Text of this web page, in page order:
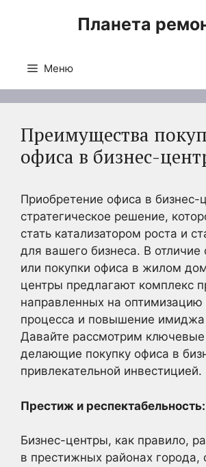
Планета
Меню
Преимущества
офиса в бизнес-
Приобретение офиса в бизнес-
стратегическое решение,
стать катализатором роста и
для вашего бизнеса. В отличие
или покупки офиса в жилом
центры предлагают комплекс
направленных на оптимизацию
процесса и повышение
Давайте рассмотрим
делающие покупку офиса в
привлекательной инвестицией.
Престиж и респектабельность:
Бизнес-центры, как правило,
в престижных районах города,